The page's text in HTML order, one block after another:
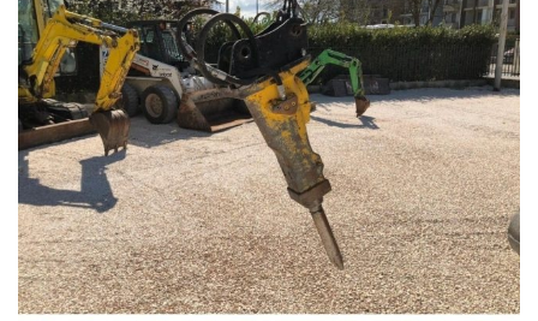
CATERPILLAR, VOLVO, MERLO, CASE, JCB, MANITOU,
KUBOTA, NEW HOLLAND, KOMATSU, BOBCAT, IHIMER,
HITACHI, YANMAR, KOBELCO, DOOSAN, LIEBHERR,
HYUNDAI, WACKER NEUSON, HIDROMEK, MESSERSI,
BENATI, POCLAINE, KRAMER, CAMS,
GRUPPO BARONE SRL
I nostri contatti:
Noleggio, amministrazione e assistenza:
Linea1. 0803258290